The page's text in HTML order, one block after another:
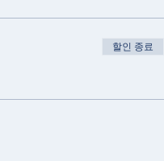
할인 종료